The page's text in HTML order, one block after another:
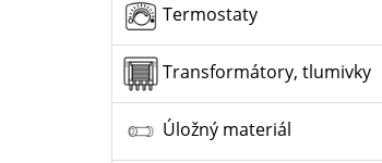
Termostaty
Transformátory, tlumivky
Úložný materiál